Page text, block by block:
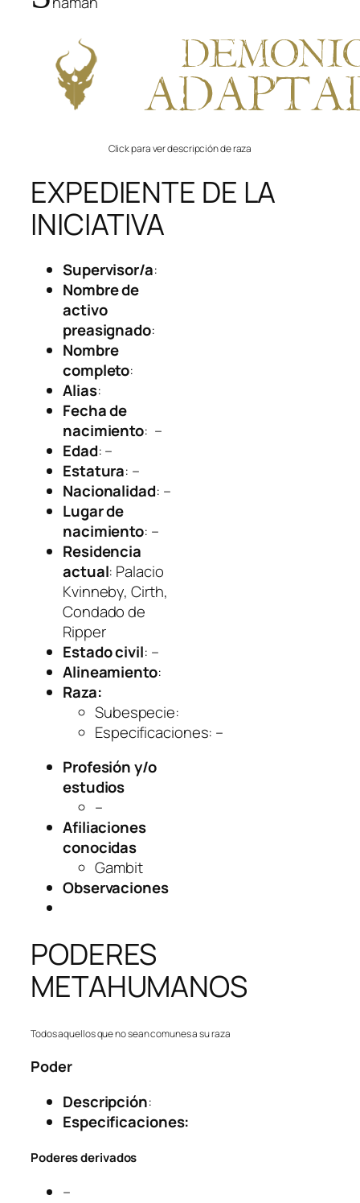
Click para ver descripción de raza
EXPEDIENTE DE LA
INICIATIVA
Supervisor/a:
Nombre de
activo
preasignado:
Nombre
completo:
Alias:
Fecha de
nacimiento: –
Edad: –
Estatura: –
Nacionalidad: –
Lugar de
nacimiento: –
Residencia
actual: Palacio
Kvinneby, Cirth,
Condado de
Ripper
Estado civil: –
Alineamiento:
Raza:
Subespecie:
Especificaciones: –
Profesión y/o
estudios
–
Afiliaciones
conocidas
Gambit
Observaciones
PODERES
METAHUMANOS
Todos aquellos que no sean comunes a su raza
Poder
Descripción:
Especificaciones:
Poderes derivados
–